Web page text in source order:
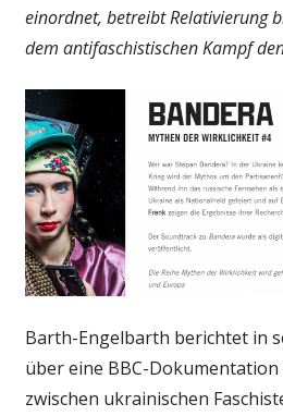
einordnet, betreibt Relativierung
dem antifaschistischen Kampf
Barth-Engelbarth berichtet in
über eine BBC-
zwischen ukrainischen